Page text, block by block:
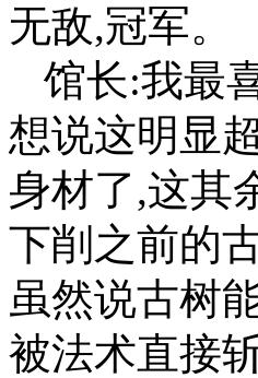
无敌,冠军。
馆长:我最
想说这明显
身材了,这其
下削之前的
虽然说古树
被法术直接